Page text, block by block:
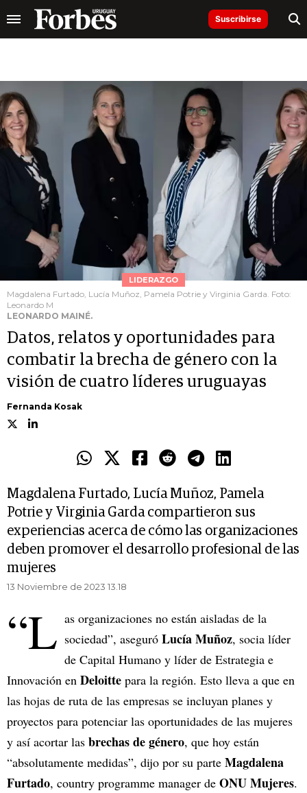
Suscribirse
LIDERAZGO
Magdalena Furtado, Lucía Muñoz, Pamela Potrie y Virginia Garda. Foto:
Leonardo M
LEONARDO MAINÉ.
Datos, relatos y oportunidades para
combatir la brecha de género con la
visión de cuatro líderes uruguayas
Fernanda Kosak
Magdalena Furtado, Lucía Muñoz, Pamela
Potrie y Virginia Garda compartieron sus
experiencias acerca de cómo las organizaciones
deben promover el desarrollo profesional de las
mujeres
13 Noviembre de 2023 13.18
“L as organizaciones no están aisladas de la
sociedad”, aseguró Lucía Muñoz, socia líder
de Capital Humano y líder de Estrategia e
Innovación en Deloitte para la región. Esto lleva a que en
las hojas de ruta de las empresas se incluyan planes y
proyectos para potenciar las oportunidades de las mujeres
y así acortar las brechas de género, que hoy están
“absolutamente medidas”, dijo por su parte Magdalena
Furtado, country programme manager de ONU Mujeres.